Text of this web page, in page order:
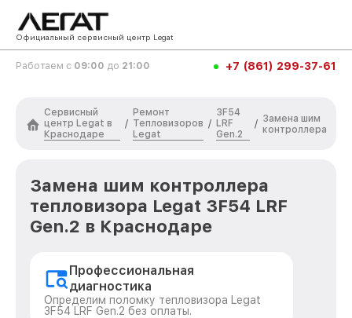
Официальный сервисный центр Legat
Работаем с 09:00 до 21:00 +7 (861) 299-37-61
Сервисный
центр Legat в
Краснодаре
/
Ремонт
Тепловизоров
Legat
/
3F54
LRF
Gen.2
/ Замена шим
контроллера
Замена шим контроллера
тепловизора Legat 3F54 LRF
Gen.2 в Краснодаре
Профессиональная
диагностика
Определим поломку тепловизора Legat
3F54 LRF Gen.2 без оплаты.